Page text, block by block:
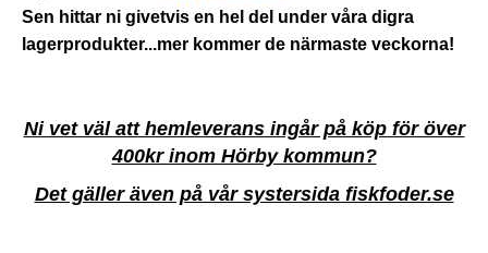
Sen hittar ni givetvis en hel del under våra digra
lagerprodukter...mer kommer de närmaste veckorna!
Ni vet väl att hemleverans ingår på köp för över
400kr inom Hörby kommun?
Det gäller även på vår systersida fiskfoder.se